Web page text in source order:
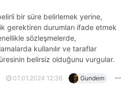
bir süre belirlemek yerine,
gerektiren durumları ifade etmek
sözleşmelerde,
kullanılır ve taraflar
belirsiz olduğunu vurgular.
07.01.2024 12:36 Gundem